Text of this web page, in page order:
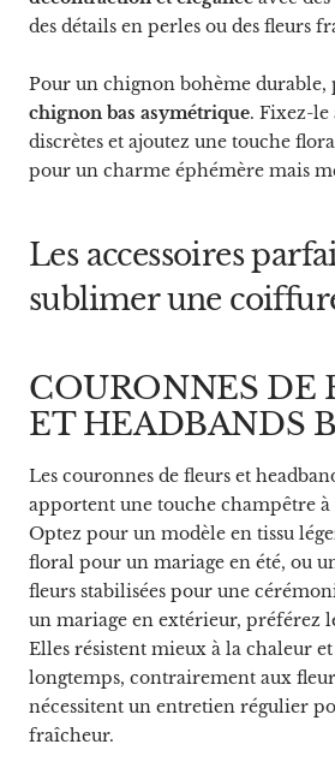
des détails en perles ou des fleurs
Pour un chignon bohème
chignon bas asymétrique. Fixez-le
discrètes et ajoutez une touche
pour un charme éphémère mais
Les accessoires
sublimer une
COURONNES DE
ET HEADBANDS
Les couronnes de fleurs et
apportent une touche champêtre
Optez pour un modèle en tissu
floral pour un mariage en été, ou
fleurs stabilisées pour une
un mariage en extérieur, préférez
Elles résistent mieux à la chaleur
longtemps, contrairement aux
nécessitent un entretien régulier
fraîcheur.